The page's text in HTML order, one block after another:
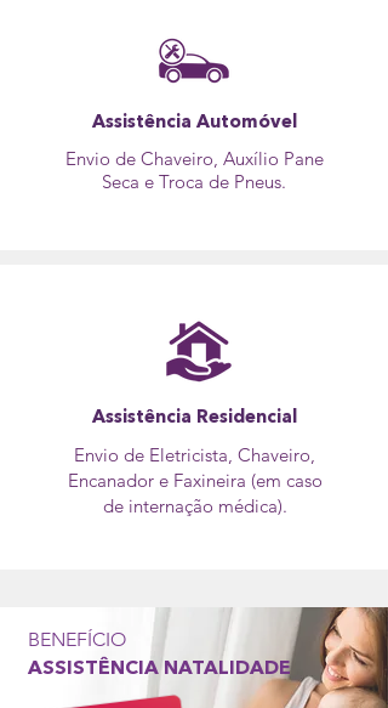
Assistência Automóvel
Envio de Chaveiro, Auxílio Pane
Seca e Troca de Pneus.
Assistência Residencial
Envio de Eletricista, Chaveiro,
Encanador e Faxineira (em caso
de internação médica).
BENEFÍCIO
ASSISTÊNCIA NATALIDADE